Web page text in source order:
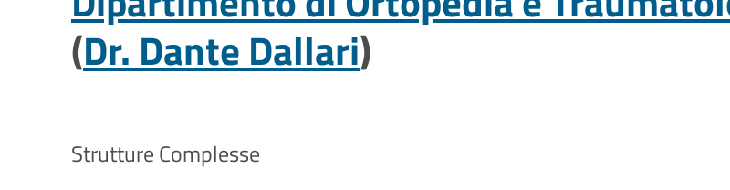
(Dr. Dante Dallari)
Strutture Complesse